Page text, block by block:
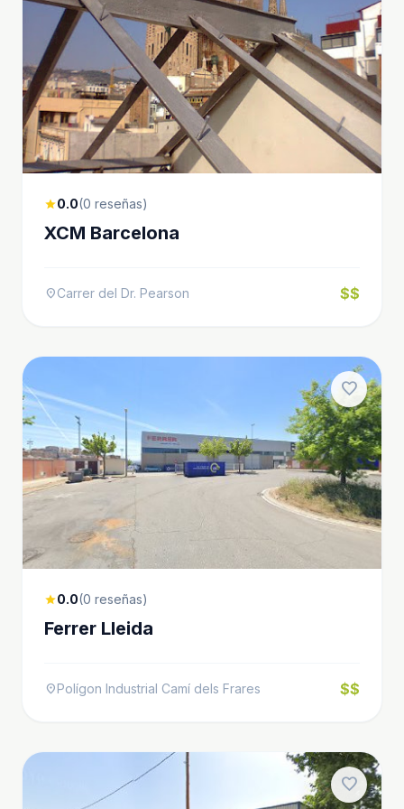
star0.0(0 reseñas)
XCM Barcelona
location_onCarrer del Dr. Pearson $$
favorite
star0.0(0 reseñas)
Ferrer Lleida
location_onPolígon Industrial Camí dels Frares $$
favorite